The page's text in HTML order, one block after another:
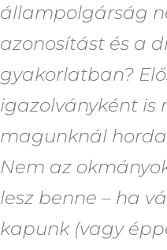
állampolgárság
azonosítást és a
gyakorlatban?
igazolványként is
magunknál
Nem az
lesz benne – ha
kapunk (vagy